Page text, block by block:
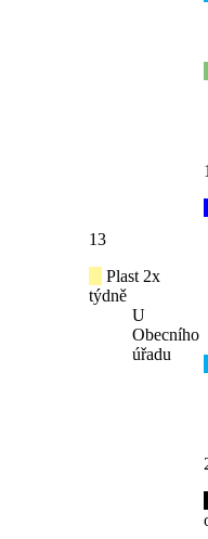
13
Plast 2x
týdně
U
Obecního
úřadu